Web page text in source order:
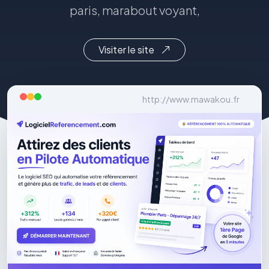
paris, marabout voyant,
Visiter le site
http://www.mawakou.fr